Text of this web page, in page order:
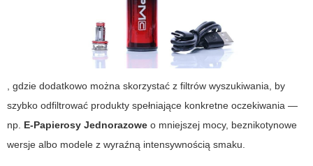
, gdzie dodatkowo można skorzystać z filtrów wyszukiwania, by
szybko odfiltrować produkty spełniające konkretne oczekiwania —
np. E-Papierosy Jednorazowe o mniejszej mocy, beznikotynowe
wersje albo modele z wyraźną intensywnością smaku.